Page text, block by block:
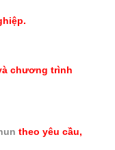
chương trình
theo yêu cầu,